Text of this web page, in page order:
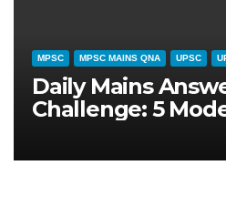
CURRENT AFFAIRS GENERAL
July 31, 2026
Analysis: Draft
Framework for